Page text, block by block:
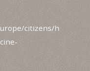
citizens/h